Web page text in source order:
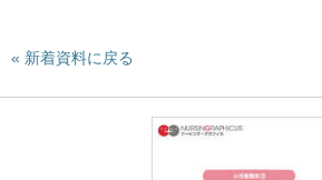
新着資料に戻る